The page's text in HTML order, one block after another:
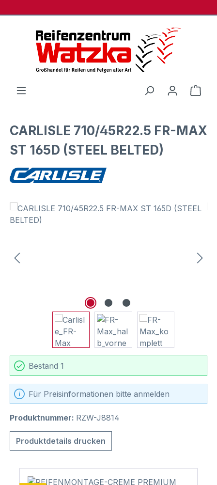
CARLISLE 710/45R22.5 FR-MAX
ST 165D (STEEL BELTED)
Bildergalerie überspringen
Bestand 1
Für Preisinformationen bitte anmelden
Produktnummer: RZW-J8814
Produktdetails drucken